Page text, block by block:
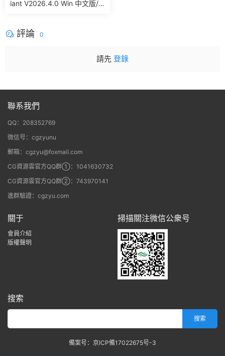
iant V2026.4.0 Win 中文版/
評論 0
請先 登錄
聯系我們
QQ：208352769
微信号：cgzyunu
郵箱：cgzyu@foxmail.com
CG資源雲官方QQ群①：1041630732
CG資源雲官方QQ群②：743970141
進群驗證：cgzyu.com
關于
會員介紹
版權聲明
掃描關注微信公衆号
搜索
備案号：京ICP備17022675号-3